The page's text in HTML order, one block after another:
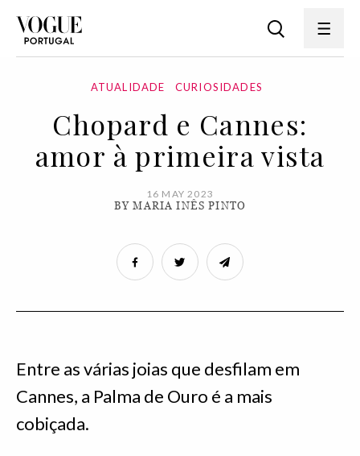
ATUALIDADE CURIOSIDADES
Chopard e Cannes:
amor à primeira vista
16 MAY 2023
BY MARIA INÊS PINTO
Entre as várias joias que desfilam em
Cannes, a Palma de Ouro é a mais
cobiçada.